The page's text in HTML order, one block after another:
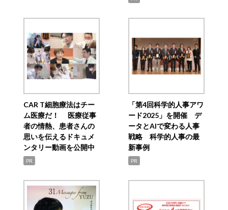
CAR T細胞療法はチー
ム医療だ！ 医療従事
者の情熱、患者さんの
思いを伝えるドキュメ
ンタリー動画を公開中
PR
「第4回科学的人事アワ
ード2025」を開催 デ
ータとAIで変わる人事
戦略 科学的人事の最
新事例
PR